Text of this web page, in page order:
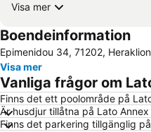
Visa mer
Boendeinformation
Epimenidou 34, 71202,
Visa mer
Vanliga frågor om
Finns det ett poolområde på
Är husdjur tillåtna på Lato
Finns det parkering tillgänglig